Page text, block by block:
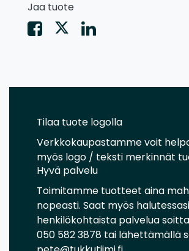
Jaa tuote
Tilaa tuote logolla
Verkkokaupastamme voit
myös logo / teksti merkinnät
Hyvä palvelu
Toimitamme tuotteet aina
nopeasti. Saat myös halutessasi
henkilökohtaista palvelua
050 582 3878 tai lähettämällä